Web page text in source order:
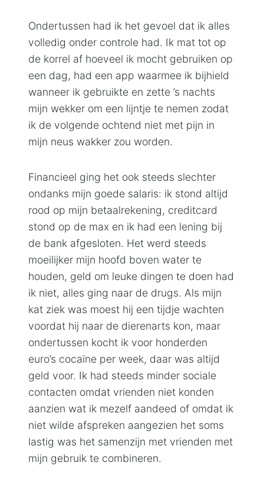
Ondertussen had ik het gevoel dat ik alles
volledig onder controle had. Ik mat tot op
de korrel af hoeveel ik mocht gebruiken op
een dag, had een app waarmee ik bijhield
wanneer ik gebruikte en zette ’s nachts
mijn wekker om een lijntje te nemen zodat
ik de volgende ochtend niet met pijn in
mijn neus wakker zou worden.
Financieel ging het ook steeds slechter
ondanks mijn goede salaris: ik stond altijd
rood op mijn betaalrekening, creditcard
stond op de max en ik had een lening bij
de bank afgesloten. Het werd steeds
moeilijker mijn hoofd boven water te
houden, geld om leuke dingen te doen had
ik niet, alles ging naar de drugs. Als mijn
kat ziek was moest hij een tijdje wachten
voordat hij naar de dierenarts kon, maar
ondertussen kocht ik voor honderden
euro’s cocaïne per week, daar was altijd
geld voor. Ik had steeds minder sociale
contacten omdat vrienden niet konden
aanzien wat ik mezelf aandeed of omdat ik
niet wilde afspreken aangezien het soms
lastig was het samenzijn met vrienden met
mijn gebruik te combineren.